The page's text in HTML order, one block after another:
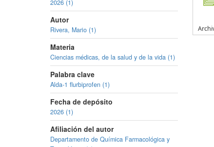
2026 (1)
Autor
Rivera, Mario (1)
Materia
Ciencias médicas, de la salud y de la vida (1)
Palabra clave
Alda-1 flurbiprofen (1)
Fecha de depósito
2026 (1)
Afiliación del autor
Departamento de Química Farmacológica y